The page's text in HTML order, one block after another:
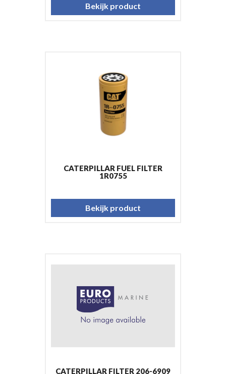
Bekijk product
CATERPILLAR FUEL FILTER
1R0755
Bekijk product
CATERPILLAR FILTER 206-6909